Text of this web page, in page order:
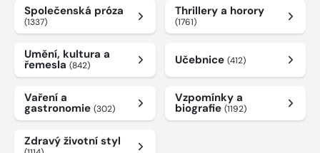
Společenská próza
(1337)
Thrillery a horory
(1761)
Umění, kultura a
řemesla (842) Učebnice (412)
Vaření a
gastronomie (302)
Vzpomínky a
biografie (1192)
Zdravý životní styl